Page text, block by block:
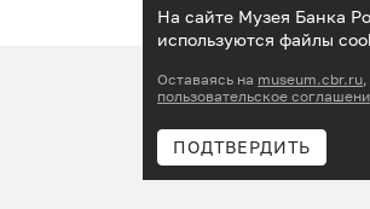
На сайте Музея Банка
используются файлы
Оставаясь на museum.cbr.ru
пользовательское
ПОДТВЕРДИТЬ